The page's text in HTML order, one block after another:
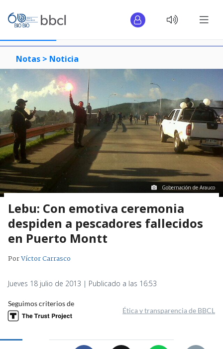
Notas > Noticia
Gobernación de Arauco
Lebu: Con emotiva ceremonia
despiden a pescadores fallecidos
en Puerto Montt
PorVíctor Carrasco
Jueves 18 julio de 2013 | Publicado a las 16:53
Seguimos criterios de
Ética y transparencia de BBCL